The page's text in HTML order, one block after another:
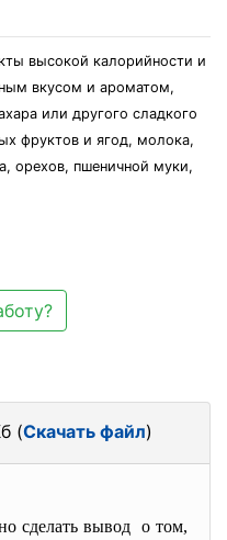
высокой калорийности и
вкусом и ароматом,
или другого сладкого
фруктов и ягод, молока,
орехов, пшеничной муки,
(Скачать файл)
сделать вывод о том,